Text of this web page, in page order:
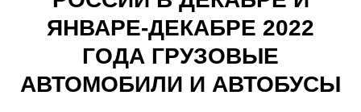
ЯНВАРЕ-ДЕКАБРЕ 2022
ГОДА ГРУЗОВЫЕ
АВТОМОБИЛИ И АВТОБУСЫ